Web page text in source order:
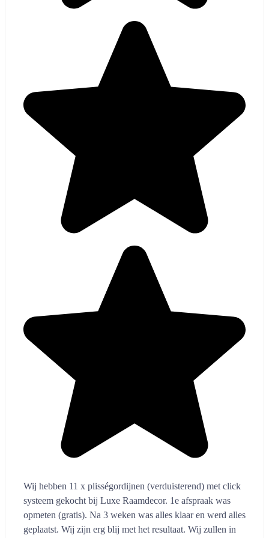
Wij hebben 11 x plisségordijnen (verduisterend) met click
systeem gekocht bij Luxe Raamdecor. 1e afspraak was
opmeten (gratis). Na 3 weken was alles klaar en werd alles
geplaatst. Wij zijn erg blij met het resultaat. Wij zullen in